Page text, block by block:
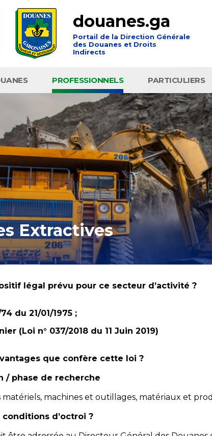
douanes.ga
Portail de la Direction Générale
des Douanes et Droits
Indirects
PROFESSIONNELS PARTICULIERS
Extractives
légal prévu pour ce secteur d’activité ?
du 21/01/1975 ;
(Loi n° 037/2018 du 11 Juin 2019)
que confère cette loi ?
/ phase de recherche
matériels, machines et outillages, matériaux et
d’octroi ?